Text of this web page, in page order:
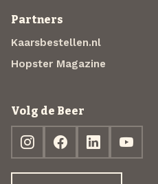
Partners
Kaarsbestellen.nl
Hopster Magazine
Volg de Beer